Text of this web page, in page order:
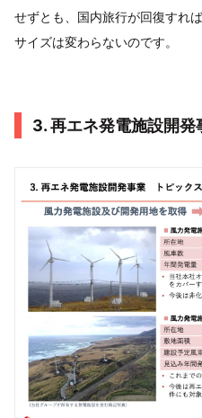
せずとも、国内旅行が回復すれ
サイズは変わらないのです。
3. 再エネ発電施設開発